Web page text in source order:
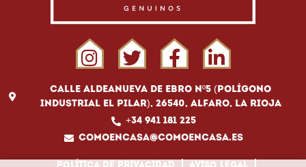
Calle Aldeanueva de Ebro Nº5 (Polígono
Industrial El Pilar), 26540, Alfaro, La Rioja
+34 941 181 225
comoencasa@comoencasa.es